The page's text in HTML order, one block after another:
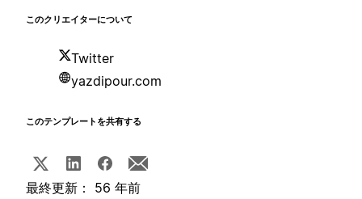
このクリエイターについて
Twitter
yazdipour.com
このテンプレートを共有する
最終更新： 56 年前